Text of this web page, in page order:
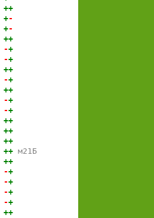
++
+-
+-
++
-+
-+
++
-+
++
-+
-+
++
++
++
++ м21Б
++
-+
-+
-+
-+
++